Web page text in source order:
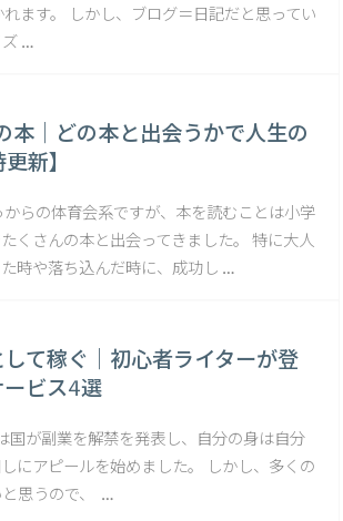
ます。 しかし、ブログ＝日記だと思ってい
ズ …
｜どの本と出会うかで人生の
新】
らの体育会系ですが、本を読むことは小学
くさんの本と出会ってきました。 特に大人
時や落ち込んだ時に、成功し …
して稼ぐ｜初心者ライターが登
ビス4選
国が副業を解禁を発表し、自分の身は自分
にアピールを始めました。 しかし、多くの
思うので、 …